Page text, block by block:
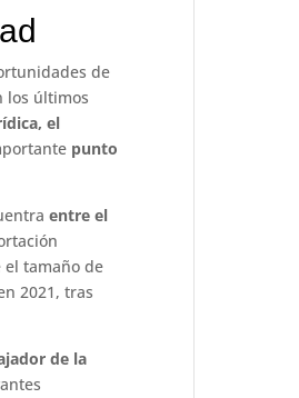
de
los últimos
el
punto
entre el
el tamaño de
2021, tras
de la